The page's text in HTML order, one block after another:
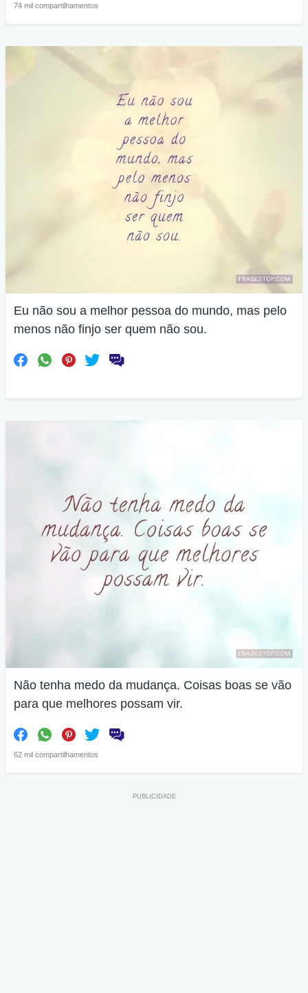
74 mil compartilhamentos
Eu não sou a melhor pessoa do mundo, mas pelo
menos não finjo ser quem não sou.
Não tenha medo da mudança. Coisas boas se vão
para que melhores possam vir.
62 mil compartilhamentos